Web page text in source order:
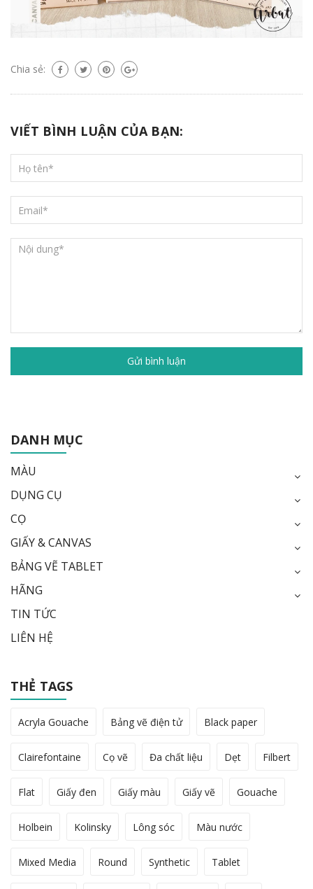
Chia sẻ:
VIẾT BÌNH LUẬN CỦA BẠN:
Gửi bình luận
DANH MỤC
MÀU
DỤNG CỤ
CỌ
GIẤY & CANVAS
BẢNG VẼ TABLET
HÃNG
TIN TỨC
LIÊN HỆ
THẺ TAGS
Acryla Gouache Bảng vẽ điện tử Black paper
Clairefontaine Cọ vẽ Đa chất liệu Dẹt Filbert
Flat Giấy đen Giấy màu Giấy vẽ Gouache
Holbein Kolinsky Lông sóc Màu nước
Mixed Media Round Synthetic Tablet